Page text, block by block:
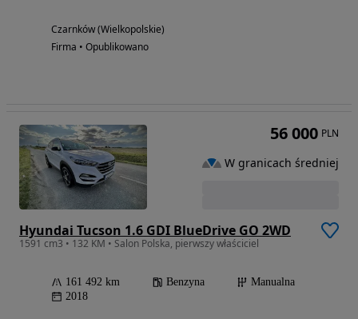
Czarnków (Wielkopolskie)
Firma • Opublikowano
Hyundai Tucson 1.6 GDI BlueDrive GO 2WD
1591 cm3 • 132 KM • Salon Polska, pierwszy właściciel
161 492 km Benzyna
Manualna
2018
56 000 PLN
W granicach średniej